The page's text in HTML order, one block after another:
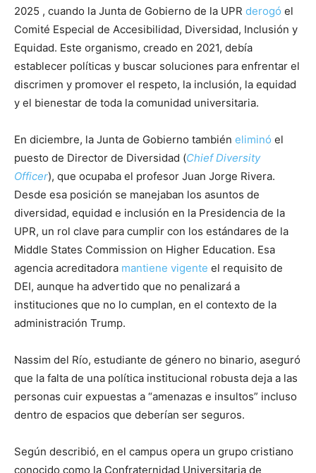
2025 , cuando la Junta de Gobierno de la UPR derogó el
Comité Especial de Accesibilidad, Diversidad, Inclusión y
Equidad. Este organismo, creado en 2021, debía
establecer políticas y buscar soluciones para enfrentar el
discrimen y promover el respeto, la inclusión, la equidad
y el bienestar de toda la comunidad universitaria.
En diciembre, la Junta de Gobierno también eliminó el
puesto de Director de Diversidad (Chief Diversity
Officer), que ocupaba el profesor Juan Jorge Rivera.
Desde esa posición se manejaban los asuntos de
diversidad, equidad e inclusión en la Presidencia de la
UPR, un rol clave para cumplir con los estándares de la
Middle States Commission on Higher Education. Esa
agencia acreditadora mantiene vigente el requisito de
DEI, aunque ha advertido que no penalizará a
instituciones que no lo cumplan, en el contexto de la
administración Trump.
Nassim del Río, estudiante de género no binario, aseguró
que la falta de una política institucional robusta deja a las
personas cuir expuestas a “amenazas e insultos” incluso
dentro de espacios que deberían ser seguros.
Según describió, en el campus opera un grupo cristiano
conocido como la Confraternidad Universitaria de